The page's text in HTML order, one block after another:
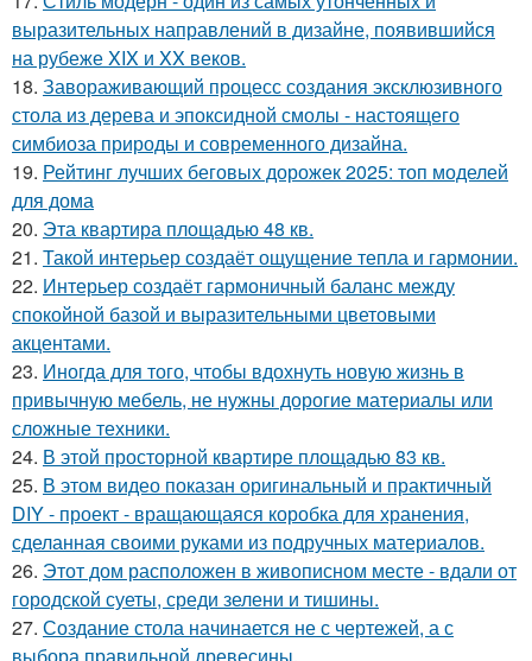
выразительных направлений в дизайне, появившийся
на рубеже XIX и XX веков.
18. Завораживающий процесс создания эксклюзивного
стола из дерева и эпоксидной смолы - настоящего
симбиоза природы и современного дизайна.
19. Рейтинг лучших беговых дорожек 2025: топ моделей
для дома
20. Эта квартира площадью 48 кв.
21. Такой интерьер создаёт ощущение тепла и гармонии.
22. Интерьер создаёт гармоничный баланс между
спокойной базой и выразительными цветовыми
акцентами.
23. Иногда для того, чтобы вдохнуть новую жизнь в
привычную мебель, не нужны дорогие материалы или
сложные техники.
24. В этой просторной квартире площадью 83 кв.
25. В этом видео показан оригинальный и практичный
DIY - проект - вращающаяся коробка для хранения,
сделанная своими руками из подручных материалов.
26. Этот дом расположен в живописном месте - вдали от
городской суеты, среди зелени и тишины.
27. Создание стола начинается не с чертежей, а с